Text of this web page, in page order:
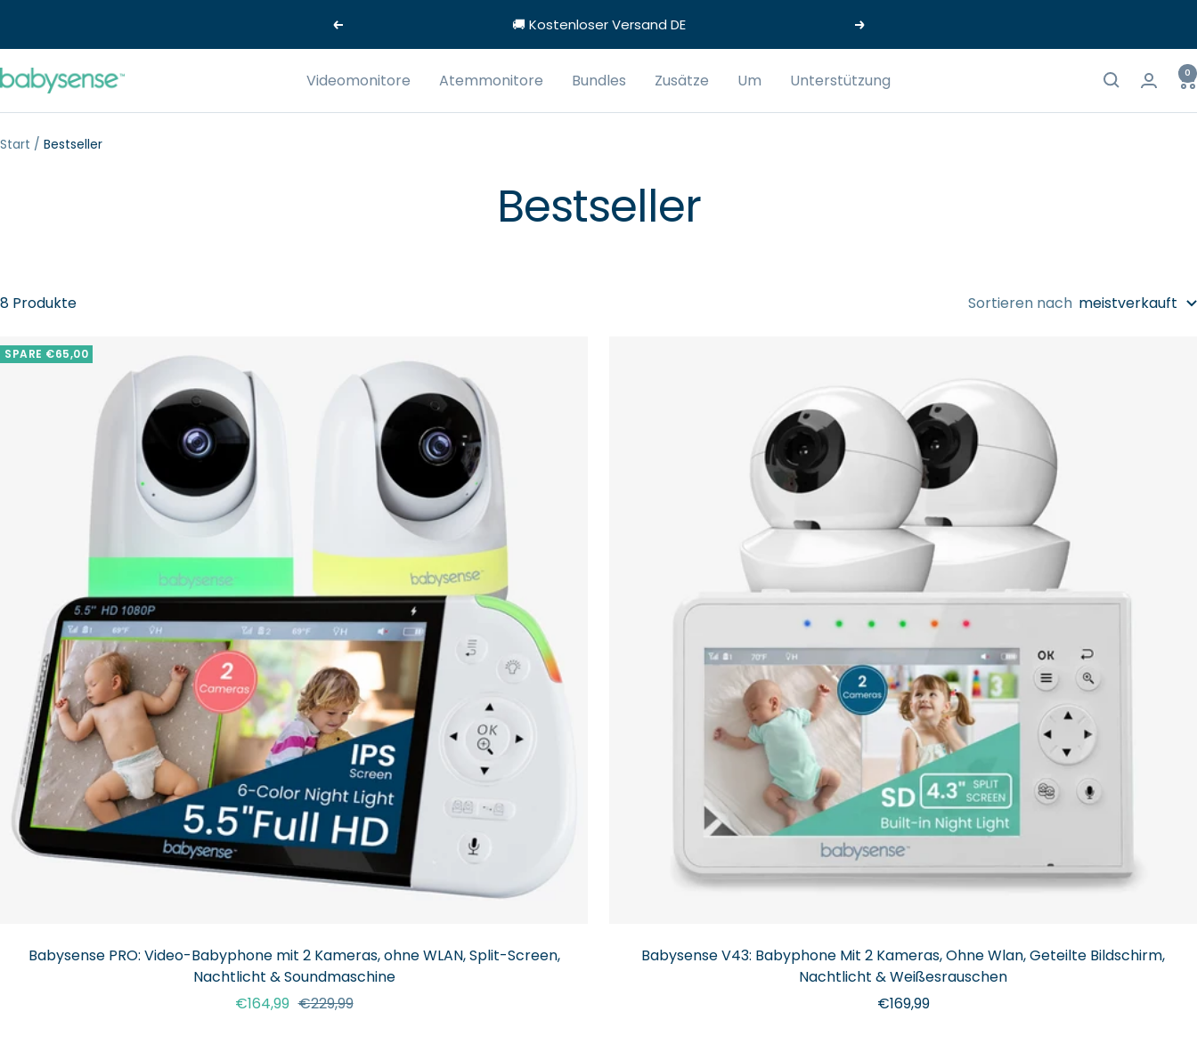
Zurück 🚚 Kostenloser Versand DE Weiter
Videomonitore Atemmonitore Bundles Zusätze Um Unterstützung
Babysense-
0
Start Bestseller
Bestseller
8 Produkte Sortieren nach meistverkauft
SPARE €65,00
Babysense PRO: Video-Babyphone mit 2 Kameras, ohne WLAN, Split-Screen,
Nachtlicht & Soundmaschine
Angebotspreis
€164,99 Regulärer
€229,99
Babysense V43: Babyphone Mit 2 Kameras, Ohne Wlan, Geteilte Bildschirm,
Nachtlicht & Weißesrauschen
Angebotspreis
€169,99